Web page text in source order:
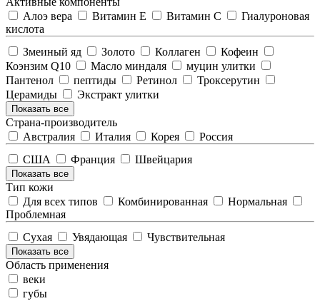
Алоэ вера
Витамин Е Витамин С
Гиалуроновая
кислота
Змеиный яд
Золото Коллаген
Кофеин
Коэнзим Q10
Масло миндаля
муцин улитки
Пантенол
пептиды Ретинол
Троксерутин
Церамиды
Экстракт улитки
Показать все
Страна-производитель
Австралия
Италия Корея
Россия
США
Франция Швейцария
Показать все
Тип кожи
Для всех типов
Комбинированная
Нормальная
Проблемная
Сухая
Увядающая Чувствительная
Показать все
Область применения
веки
губы